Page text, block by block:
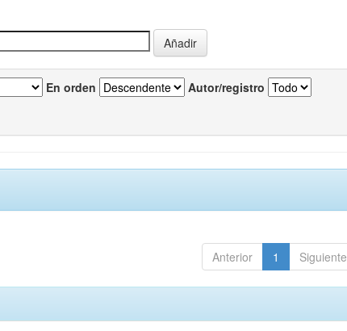
En orden Autor/registro
Anterior 1 Siguiente